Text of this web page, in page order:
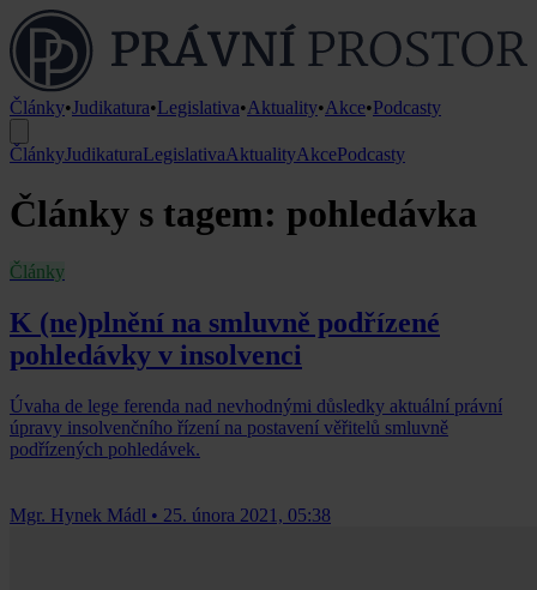
Články•Judikatura•Legislativa•Aktuality•Akce•Podcasty
ČlánkyJudikaturaLegislativaAktualityAkcePodcasty
Články s tagem: pohledávka
Články
K (ne)plnění na smluvně podřízené
pohledávky v insolvenci
Úvaha de lege ferenda nad nevhodnými důsledky aktuální právní
úpravy insolvenčního řízení na postavení věřitelů smluvně
podřízených pohledávek.
Mgr. Hynek Mádl • 25. února 2021, 05:38